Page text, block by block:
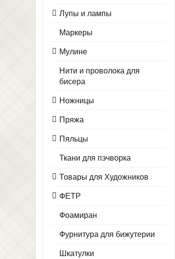
Лупы и лампы
Маркеры
Мулине
Нити и проволока для
бисера
Ножницы
Пряжа
Пяльцы
Ткани для пэчворка
Товары для Художников
ФЕТР
Фоамиран
Фурнитура для бижутерии
Шкатулки